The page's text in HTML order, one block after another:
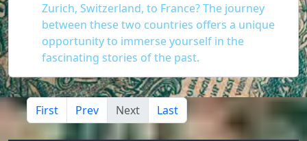
Zurich, Switzerland, to France? The journey
between these two countries offers a unique
opportunity to immerse yourself in the
fascinating stories of the past.
First Prev Next Last